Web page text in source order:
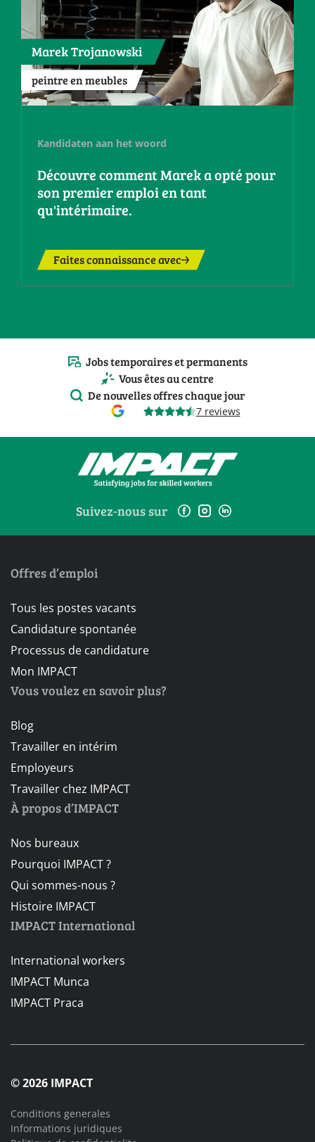
Marek Trojanowski
peintre en meubles
Kandidaten aan het woord
Découvre comment Marek a opté pour
son premier emploi en tant
qu'intérimaire.
Faites connaissance avec
Jobs temporaires et permanents
Vous êtes au centre
De nouvelles offres chaque jour
7 reviews
Suivez-nous sur
Offres d’emploi
Tous les postes vacants
Candidature spontanée
Processus de candidature
Mon IMPACT
Vous voulez en savoir plus?
Blog
Travailler en intérim
Employeurs
Travailler chez IMPACT
À propos d’IMPACT
Nos bureaux
Pourquoi IMPACT ?
Qui sommes-nous ?
Histoire IMPACT
IMPACT International
International workers
IMPACT Munca
IMPACT Praca
© 2026 IMPACT
Conditions generales
Informations juridiques